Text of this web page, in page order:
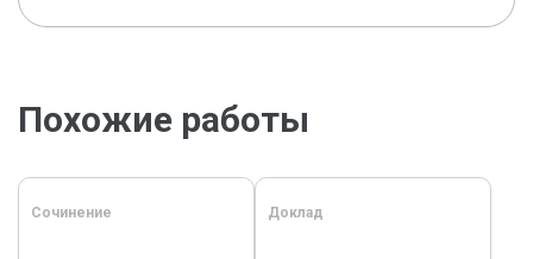
Похожие работы
Сочинение Доклад